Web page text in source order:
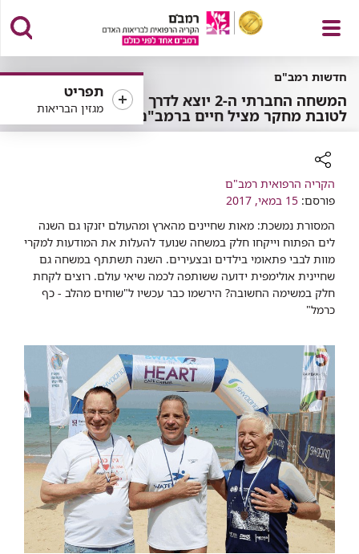
פתח
תפריט
תפריט
מגזין הבריאות
חדשות רמב"ם
המשחה החברתי ה-2 יוצא לדרך
לטובת מחקר מציל חיים ברמב"ם
רכיב
שיתוף
הקריה הרפואית רמב"ם
פורסם: 15 במאי, 2017
המסורת נמשכת: מאות שחיינים מהארץ ומהעולם יזנקו גם השנה
לים הפתוח וייקחו חלק במשחה שנועד להעלות את המודעות למקרי
מוות לבבי פתאומי בילדים ובצעירים. השנה תשתתף במשחה גם
שחיינית אולימפית ידועה ששותפה לכמה שיאי עולם. רוצים לקחת
חלק במשימה החשובה? הירשמו כבר עכשיו ל"שוחים מהלב - כף
כרמל"